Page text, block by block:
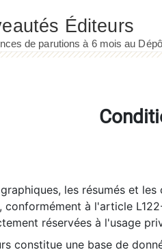
les résumés et
conformément à l'article
réservées à l'usage
constitue une base de